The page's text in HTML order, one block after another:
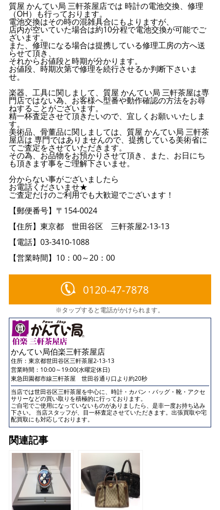
質屋 かんてい局 三軒茶屋店では 時計の電池交換、修理
（OH）も行っております。
電池交換はその時の混雑具合にもよりますが、
店内が空いていた場合は約10分程で電池交換が可能でご
ざいます。
また、修理になる場合は提携している修理工房の方へ送
らせて頂き、
それからお値段と時期が分かります。
お値段、時期次第で修理を続行させるか判断下さいま
せ。
楽器、工具に関しまして、質屋 かんてい局 三軒茶屋は専
門店ではない為、お客様へ型番や動作確認の方法をお尋
ねすることがございます。
精一杯査定させて頂きたいので、宜しくお願いいたしま
す。
美術品、骨董品に関しましては、質屋 かんてい局 三軒茶
屋店は 専門ではありませんので、提携している美術省に
てご査定をさせていただきます。
その為、お品物をお預かりさせて頂き、また、お日にち
も頂きます事をご理解下さいませ。
分からない事がございましたら
お電話くださいませ★
ご査定だけのご利用でも大歓迎でございます！
【郵便番号】〒154-0024
【住所】東京都 世田谷区 三軒茶屋2-13-13
【電話】03-3410-1088
【営業時間】10：00～20：00
0120-47-7878
※タップすると電話がかけられます。
かんてい局伯楽三軒茶屋店
住所： 東京都世田谷区三軒茶屋2-13-13
営業時間：10:00～19:00(水曜定休日)
東急田園都市線三軒茶屋 世田谷通り口より約20秒
当店では世田谷区三軒茶屋を中心に、時計・カバン・バッグ・靴・アクセ
サリーなどの買い取りを積極的に行っております。
ご自宅でご使用になっていないものがありましたら、是非一度お持ち込み
下さい。 当店スタッフが、目一杯査定させていただきます。出張買取や宅
配買取にも対応しております。
関連記事